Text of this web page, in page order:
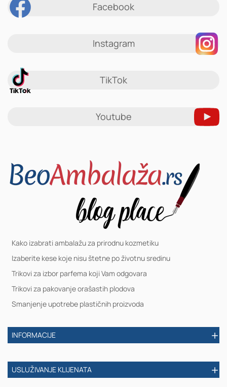
Facebook
Instagram
TikTok
Youtube
Kako izabrati ambalažu za prirodnu kozmetiku
Izaberite kese koje nisu štetne po životnu sredinu
Trikovi za izbor parfema koji Vam odgovara
Trikovi za pakovanje orašastih plodova
Smanjenje upotrebe plastičnih proizvoda
INFORMACIJE
USLUŽIVANJE KLIJENATA